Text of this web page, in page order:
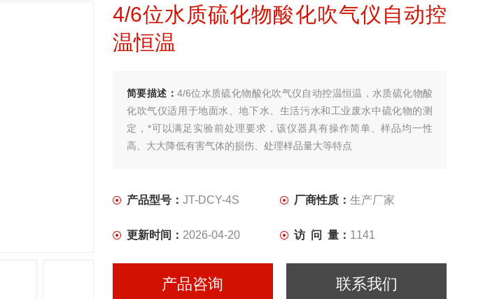
4/6位水质硫化物酸化吹气仪自动控
温恒温
简要描述： 4/6位水质硫化物酸化吹气仪自动控温恒温，水质硫化物酸
化吹气仪适用于地面水、地下水、生活污水和工业废水中硫化物的测
定，*可以满足实验前处理要求，该仪器具有操作简单、样品均一性
高、大大降低有害气体的损伤、处理样品量大等特点
产品型号： JT-DCY-4S 厂商性质： 生产厂家
更新时间： 2026-04-20 访 问 量： 1141
产品咨询 联系我们